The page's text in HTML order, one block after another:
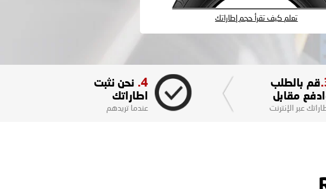
تعلم كيف تقرأ حجم إطاراتك
قم بالطلب
مقابل
عبر الإنترنت
4. نحن نثبت
اطاراتك
عندما تريدهم